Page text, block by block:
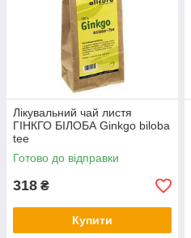
Лікувальний чай листя
ГІНКГО БІЛОБА Ginkgo biloba
tee
Готово до відправки
318 ₴
Купити